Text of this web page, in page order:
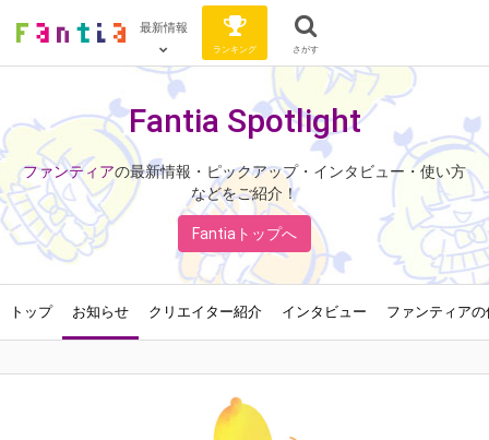
最新情報
ランキング さがす
Fantia Spotlight
ファンティアの最新情報・ピックアップ・インタビュー・使い方
などをご紹介！
Fantiaトップへ
トップ お知らせ クリエイター紹介 インタビュー ファンティア